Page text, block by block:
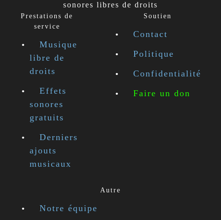
sonores libres de droits
Prestations de
service
Musique
libre de
droits
Effets
sonores
gratuits
Derniers
ajouts
musicaux
Soutien
Contact
Politique
Confidentialité
Faire un don
Autre
Notre équipe